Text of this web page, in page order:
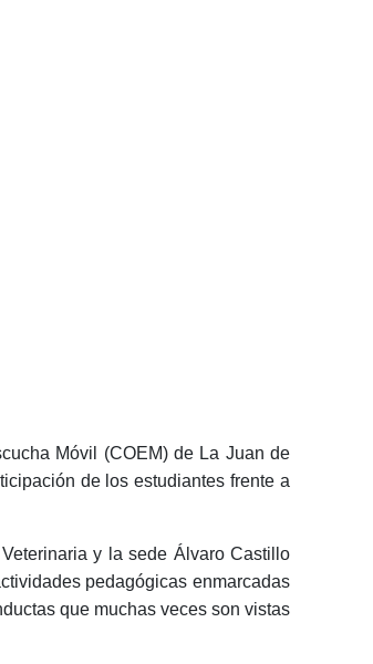
Móvil (COEM) de La Juan de
de los estudiantes frente a
y la sede Álvaro Castillo
pedagógicas enmarcadas
que muchas veces son vistas